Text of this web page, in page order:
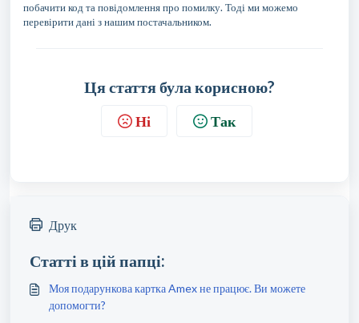
побачити код та повідомлення про помилку. Тоді ми можемо
перевірити дані з нашим постачальником.
Ця стаття була корисною?
Ні Так
Друк
Статті в цій папці:
Моя подарункова картка Amex не працює. Ви можете
допомогти?